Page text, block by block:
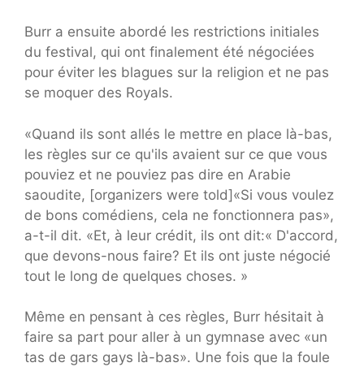
Burr a ensuite abordé les restrictions initiales
du festival, qui ont finalement été négociées
pour éviter les blagues sur la religion et ne pas
se moquer des Royals.
«Quand ils sont allés le mettre en place là-bas,
les règles sur ce qu'ils avaient sur ce que vous
pouviez et ne pouviez pas dire en Arabie
saoudite, [organizers were told]«Si vous voulez
de bons comédiens, cela ne fonctionnera pas»,
a-t-il dit. «Et, à leur crédit, ils ont dit:« D'accord,
que devons-nous faire? Et ils ont juste négocié
tout le long de quelques choses. »
Même en pensant à ces règles, Burr hésitait à
faire sa part pour aller à un gymnase avec «un
tas de gars gays là-bas». Une fois que la foule